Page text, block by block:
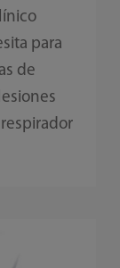
para
de